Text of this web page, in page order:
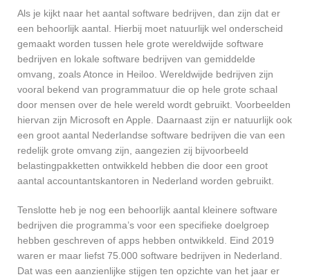
Als je kijkt naar het aantal software bedrijven, dan zijn dat er
een behoorlijk aantal. Hierbij moet natuurlijk wel onderscheid
gemaakt worden tussen hele grote wereldwijde software
bedrijven en lokale software bedrijven van gemiddelde
omvang, zoals Atonce in Heiloo. Wereldwijde bedrijven zijn
vooral bekend van programmatuur die op hele grote schaal
door mensen over de hele wereld wordt gebruikt. Voorbeelden
hiervan zijn Microsoft en Apple. Daarnaast zijn er natuurlijk ook
een groot aantal Nederlandse software bedrijven die van een
redelijk grote omvang zijn, aangezien zij bijvoorbeeld
belastingpakketten ontwikkeld hebben die door een groot
aantal accountantskantoren in Nederland worden gebruikt.
Tenslotte heb je nog een behoorlijk aantal kleinere software
bedrijven die programma’s voor een specifieke doelgroep
hebben geschreven of apps hebben ontwikkeld. Eind 2019
waren er maar liefst 75.000 software bedrijven in Nederland.
Dat was een aanzienlijke stijgen ten opzichte van het jaar er